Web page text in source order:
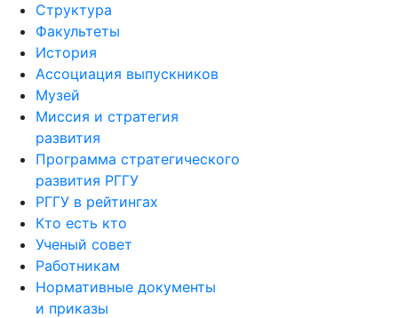
Структура
Факультеты
История
Ассоциация выпускников
Музей
Миссия и стратегия
развития
Программа стратегического
развития РГГУ
РГГУ в рейтингах
Кто есть кто
Ученый совет
Работникам
Нормативные документы
и приказы